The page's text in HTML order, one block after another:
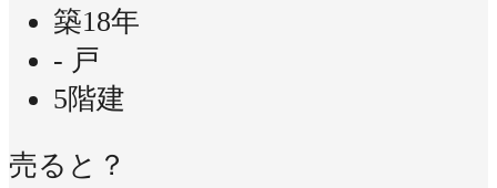
築18年
- 戸
5階建
売ると？